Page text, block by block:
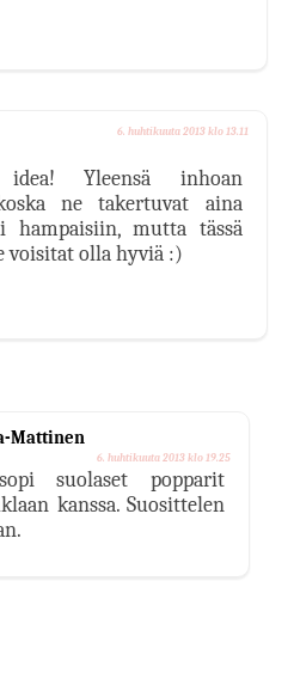
6. huhtikuuta 2013 klo 13.11
Yleensä inhoan
ne takertuvat aina
hampaisiin, mutta tässä
voisitat olla hyviä :)
Mattinen
6. huhtikuuta 2013 klo 19.25
suolaset popparit
kanssa. Suosittelen